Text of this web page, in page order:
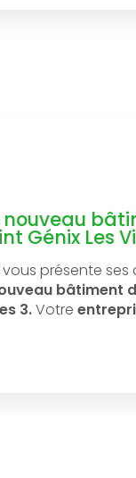
Génix Les
vous présente
bâtiment
3.Votre